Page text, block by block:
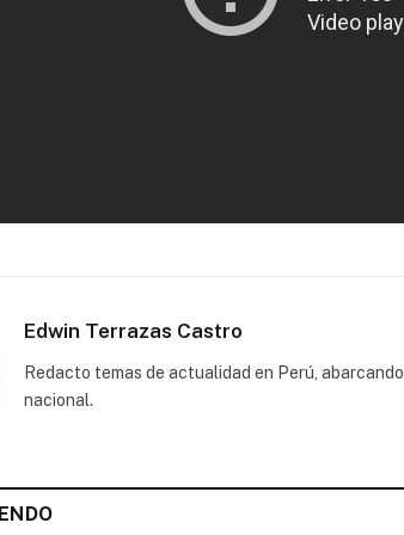
Edwin Terrazas Castro
Redacto temas de actualidad en Perú,
nacional.